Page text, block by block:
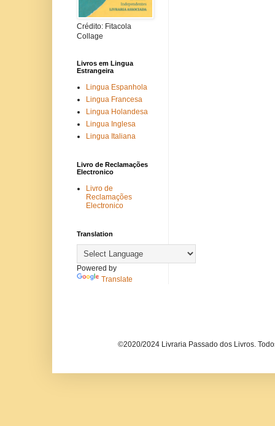
Crédito: Fitacola
Collage
Livros em Lingua
Estrangeira
Lingua Espanhola
Lingua Francesa
Lingua Holandesa
Lingua Inglesa
Lingua Italiana
Livro de Reclamações
Electronico
Livro de
Reclamações
Electronico
Translation
Powered by
Translate
©2020/2024 Livraria Passado dos Livros.